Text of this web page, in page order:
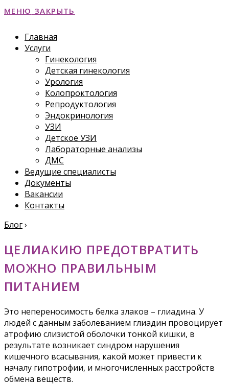
МЕНЮ ЗАКРЫТЬ
Главная
Услуги
Гинекология
Детская гинекология
Урология
Колопроктология
Репродуктология
Эндокринология
УЗИ
Детское УЗИ
Лабораторные анализы
ДМС
Ведущие специалисты
Документы
Вакансии
Контакты
Блог›
ЦЕЛИАКИЮ ПРЕДОТВРАТИТЬ
МОЖНО ПРАВИЛЬНЫМ
ПИТАНИЕМ
Это непереносимость белка злаков – глиадина. У
людей с данным заболеванием глиадин провоцирует
атрофию слизистой оболочки тонкой кишки, в
результате возникает синдром нарушения
кишечного всасывания, какой может привести к
началу гипотрофии, и многочисленных расстройств
обмена веществ.